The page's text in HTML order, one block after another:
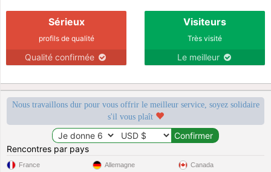
Sérieux
profils de qualité
Qualité confirmée
Visiteurs
Très visité
Le meilleur
Nous travaillons dur pour vous offrir le meilleur service, soyez solidaire
s'il vous plaît
Rencontres par pays
France Allemagne Canada